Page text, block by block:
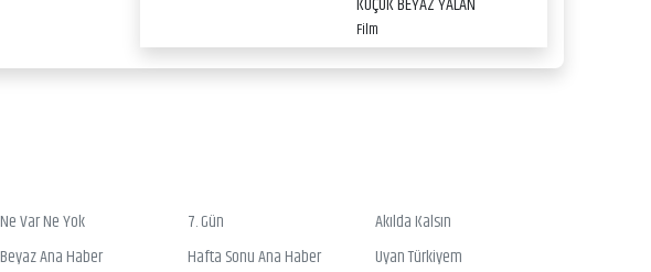
Film
Ne Var Ne Yok 7. Gün
Akılda Kalsın
Beyaz Ana Haber Hafta Sonu Ana Haber
Uyan Türkiyem